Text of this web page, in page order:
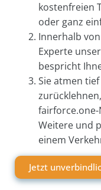
kostenfreien
oder ganz
Innerhalb
Experte
bespricht
Sie atmen
Weitere und
einem
Jetzt